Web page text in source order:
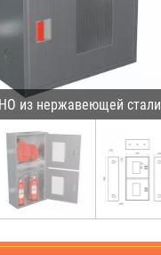
из нержавеющей стали